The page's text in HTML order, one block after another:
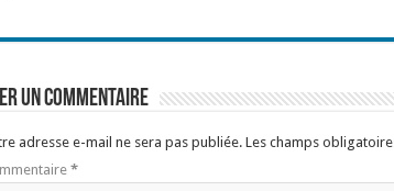
un commentaire
adresse e-mail ne sera pas publiée. Les champs
*